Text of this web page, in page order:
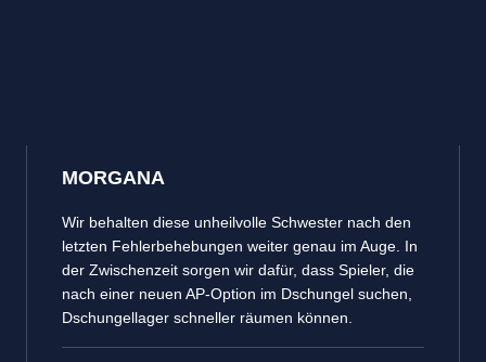
MORGANA
Wir behalten diese unheilvolle Schwester nach den
letzten Fehlerbehebungen weiter genau im Auge. In
der Zwischenzeit sorgen wir dafür, dass Spieler, die
nach einer neuen AP-Option im Dschungel suchen,
Dschungellager schneller räumen können.